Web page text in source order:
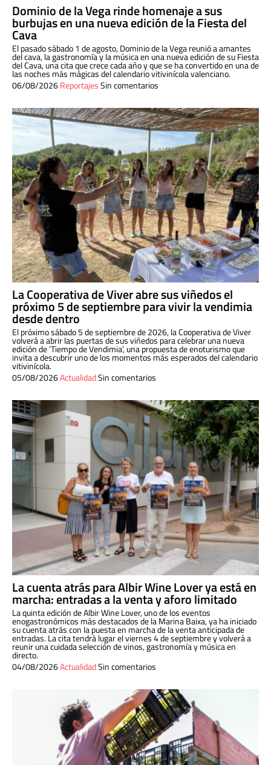
Dominio de la Vega rinde homenaje a sus
burbujas en una nueva edición de la Fiesta del
Cava
El pasado sábado 1 de agosto, Dominio de la Vega reunió a amantes
del cava, la gastronomía y la música en una nueva edición de su Fiesta
del Cava, una cita que crece cada año y que se ha convertido en una de
las noches más mágicas del calendario vitivinícola valenciano.
06/08/2026ReportajesSin comentarios
La Cooperativa de Viver abre sus viñedos el
próximo 5 de septiembre para vivir la vendimia
desde dentro
El próximo sábado 5 de septiembre de 2026, la Cooperativa de Viver
volverá a abrir las puertas de sus viñedos para celebrar una nueva
edición de ‘Tiempo de Vendimia’, una propuesta de enoturismo que
invita a descubrir uno de los momentos más esperados del calendario
vitivinícola.
05/08/2026ActualidadSin comentarios
La cuenta atrás para Albir Wine Lover ya está en
marcha: entradas a la venta y aforo limitado
La quinta edición de Albir Wine Lover, uno de los eventos
enogastronómicos más destacados de la Marina Baixa, ya ha iniciado
su cuenta atrás con la puesta en marcha de la venta anticipada de
entradas. La cita tendrá lugar el viernes 4 de septiembre y volverá a
reunir una cuidada selección de vinos, gastronomía y música en
directo.
04/08/2026ActualidadSin comentarios